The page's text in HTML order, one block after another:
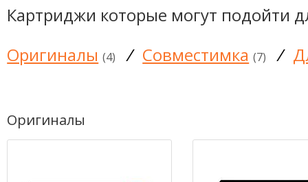
Картриджи которые могут подойти
Оригиналы (4) / Совместимка (7) /
Оригиналы